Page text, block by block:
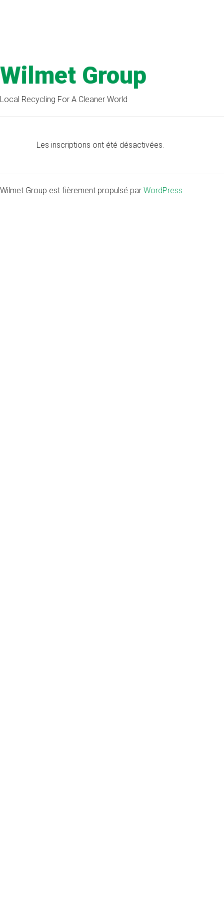
Wilmet Group
Local Recycling For A Cleaner World
Les inscriptions ont été désactivées.
Wilmet Group est fièrement propulsé par WordPress